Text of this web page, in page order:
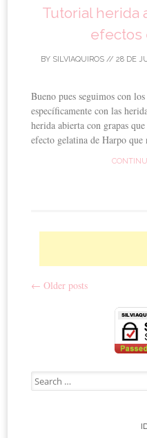
Tutorial herida
efectos
BY SILVIAQUIROS // 28 DE
Bueno pues seguimos con
específicamente con las
herida abierta con grapas
efecto gelatina de Harpo
Post
← Older posts
Search for: